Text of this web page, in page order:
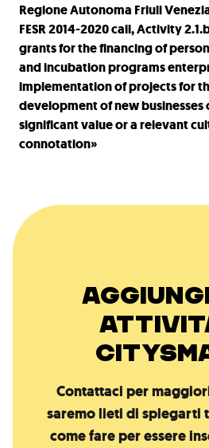
Regione Autonoma Friuli
FESR 2014-2020 call, Activity
grants for the financing of
and incubation programs
implementation of projects for
development of new
significant value or a relevant
connotation»
Contattaci per
saremo lieti di spiegarti
come fare per essere